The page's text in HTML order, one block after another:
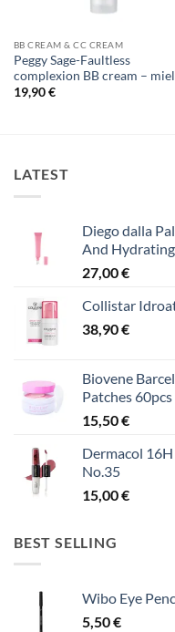
BB CREAM & CC CREAM
Peggy Sage-Faultless
complexion BB cream – miel
19,90€
LATEST
Diego dalla
And
27,00€
Collistar
38,90€
Biovene
Patches 60pcs
15,50€
Dermacol
No.35
15,00€
BEST SELLING
Wibo Eye
5,50€